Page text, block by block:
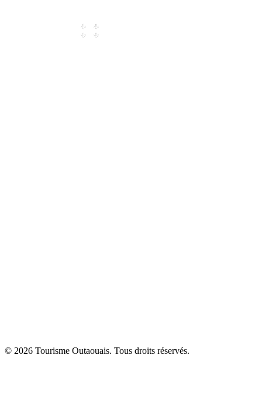
© 2026 Tourisme Outaouais. Tous droits réservés.